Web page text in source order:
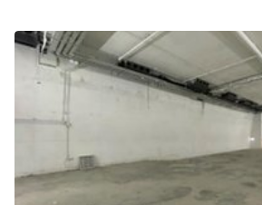
Camion
Container
Fiera/festival
Galleria d'arte
Imbarcazione